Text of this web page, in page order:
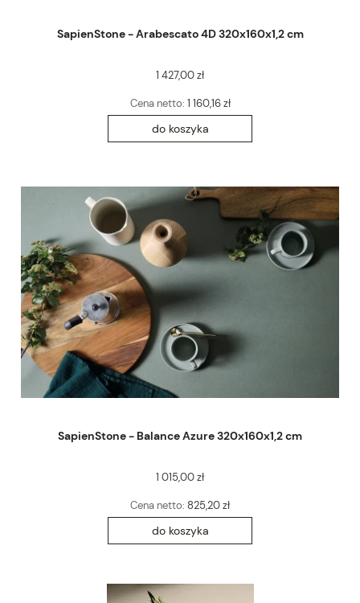
SapienStone - Arabescato 4D 320x160x1,2 cm
1 427,00 zł
Cena netto: 1 160,16 zł
do koszyka
SapienStone - Balance Azure 320x160x1,2 cm
1 015,00 zł
Cena netto: 825,20 zł
do koszyka